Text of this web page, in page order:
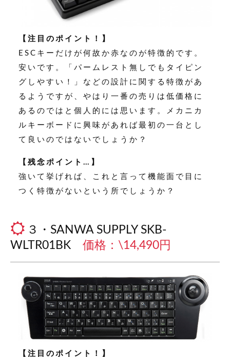
【注目のポイント！】
ESCキーだけが何故か赤なのが特徴的です。
安いです。「パームレスト無しでもタイピン
グしやすい！」などの設計に関する特徴があ
るようですが、やはり一番の売りは低価格に
あるのではと個人的には思います。メカニカ
ルキーボードに興味があれば最初の一台とし
て良いのではないでしょうか？
【残念ポイント…】
強いて挙げれば、これと言って機能面で目に
つく特徴がないという所でしょうか？
３・SANWA SUPPLY SKB-
WLTR01BK 価格：\14,490円
【注目のポイント！】